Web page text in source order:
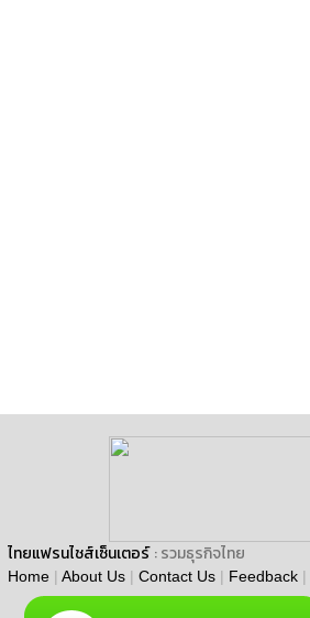
ไทยแฟรนไชส์เซ็นเตอร์ : รวมธุรกิจไทย
Home | About Us | Contact Us | Feedback |